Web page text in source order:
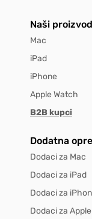
Naši
Mac
iPad
iPhone
Apple Watch
B2B kupci
Dodatna
Dodaci za Mac
Dodaci za iPad
Dodaci za
Dodaci za